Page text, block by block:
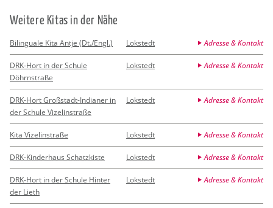
Wei­te­re Kitas in der Nähe
Bilinguale Kita Antje (Dt./Engl.) Lokstedt Adresse & Kontakt
DRK-Hort in der Schule
Döhrnstraße
Lokstedt Adresse & Kontakt
DRK-Hort Großstadt-Indianer in
der Schule Vizelinstraße
Lokstedt Adresse & Kontakt
Kita Vizelinstraße Lokstedt Adresse & Kontakt
DRK-Kinderhaus Schatzkiste Lokstedt Adresse & Kontakt
DRK-Hort in der Schule Hinter
der Lieth
Lokstedt Adresse & Kontakt